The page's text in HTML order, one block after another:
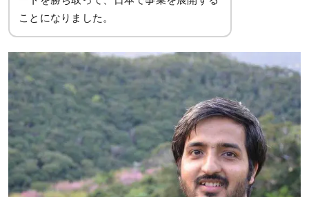
ことになりました。